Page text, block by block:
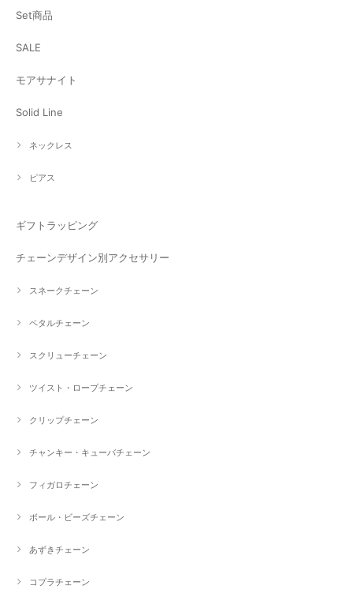
Set商品
SALE
モアサナイト
Solid Line
ネックレス
ピアス
ギフトラッピング
チェーンデザイン別アクセサリー
スネークチェーン
ペタルチェーン
スクリューチェーン
ツイスト・ロープチェーン
クリップチェーン
チャンキー・キューバチェーン
フィガロチェーン
ボール・ビーズチェーン
あずきチェーン
コプラチェーン